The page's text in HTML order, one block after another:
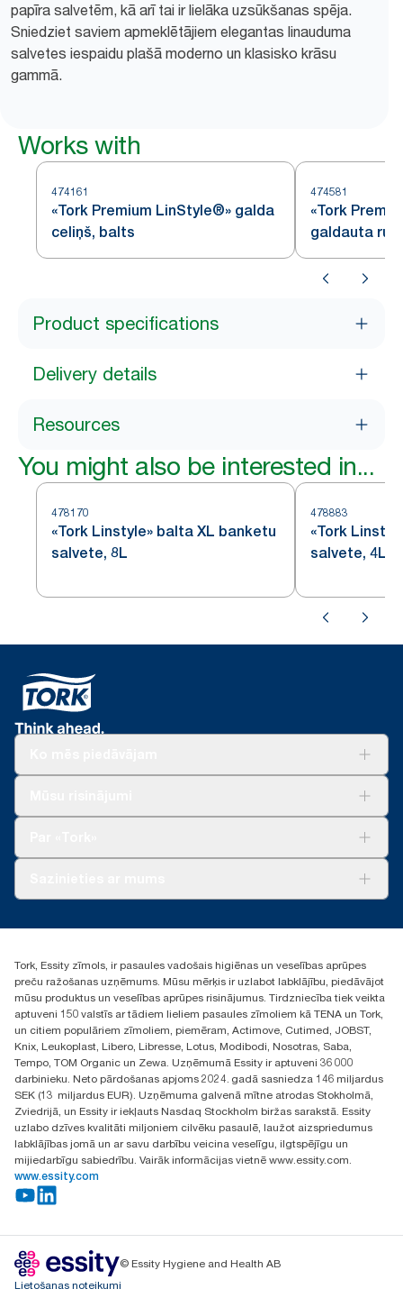
papīra salvetēm, kā arī tai ir lielāka uzsūkšanas spēja.
Sniedziet saviem apmeklētājiem elegantas linauduma
salvetes iespaidu plašā moderno un klasisko krāsu
gammā.
Works with
474161
«Tork Premium LinStyle®» galda
celiņš, balts
474581
«Tork
galdauta
Product specifications
Delivery details
Resources
You might also be interested in...
478170
«Tork Linstyle» balta XL banketu
salvete, 8L
478883
«Tork
salvete, 4L
+371 29141799
Atrast izplatītāju
Ulbrokas street 19A
Riga, Latvija
LV-1028
Tork, Essity zīmols, ir pasaules vadošais higiēnas un veselības aprūpes
preču ražošanas uzņēmums. Mūsu mērķis ir uzlabot labklājību, piedāvājot
mūsu produktus un veselības aprūpes risinājumus. Tirdzniecība tiek veikta
aptuveni 150 valstīs ar tādiem lieliem pasaules zīmoliem kā TENA un Tork,
un citiem populāriem zīmoliem, piemēram, Actimove, Cutimed, JOBST,
Knix, Leukoplast, Libero, Libresse, Lotus, Modibodi, Nosotras, Saba,
Tempo, TOM Organic un Zewa. Uzņēmumā Essity ir aptuveni 36 000
darbinieku. Neto pārdošanas apjoms 2024. gadā sasniedza 146 miljardus
SEK (13 miljardus EUR). Uzņēmuma galvenā mītne atrodas Stokholmā,
Zviedrijā, un Essity ir iekļauts Nasdaq Stockholm biržas sarakstā. Essity
uzlabo dzīves kvalitāti miljoniem cilvēku pasaulē, laužot aizspriedumus
labklājības jomā un ar savu darbību veicina veselīgu, ilgtspējīgu un
mijiedarbīgu sabiedrību. Vairāk informācijas vietnē www.essity.com.
www.essity.com
© Essity Hygiene and Health AB
Lietošanas noteikumi